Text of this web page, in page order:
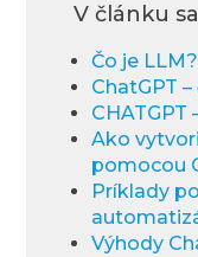
V článku
Čo je LLM?
ChatGPT
CHATGPT
Ako
pomocou
Príklady
Výhody